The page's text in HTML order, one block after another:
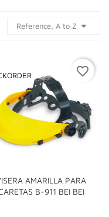
Reference, A to Z 
AMARILLA PARA
B-911 BEI BEI
favorite_border